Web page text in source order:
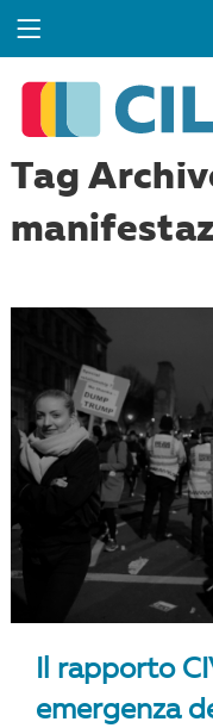
Tag
Il rapporto
emergenza